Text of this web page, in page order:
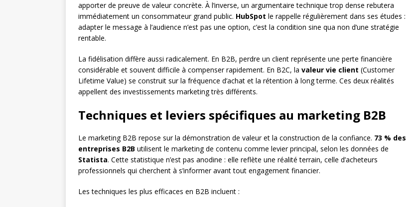
apporter de preuve de valeur concrète. À l’inverse, un argumentaire technique trop dense rebutera
immédiatement un consommateur grand public. HubSpot le rappelle régulièrement dans ses études :
adapter le message à l’audience n’est pas une option, c’est la condition sine qua non d’une stratégie
rentable.
La fidélisation diffère aussi radicalement. En B2B, perdre un client représente une perte financière
considérable et souvent difficile à compenser rapidement. En B2C, la valeur vie client (Customer
Lifetime Value) se construit sur la fréquence d’achat et la rétention à long terme. Ces deux réalités
appellent des investissements marketing très différents.
Techniques et leviers spécifiques au marketing B2B
Le marketing B2B repose sur la démonstration de valeur et la construction de la confiance. 73 % des
entreprises B2B utilisent le marketing de contenu comme levier principal, selon les données de
Statista. Cette statistique n’est pas anodine : elle reflète une réalité terrain, celle d’acheteurs
professionnels qui cherchent à s’informer avant tout engagement financier.
Les techniques les plus efficaces en B2B incluent :